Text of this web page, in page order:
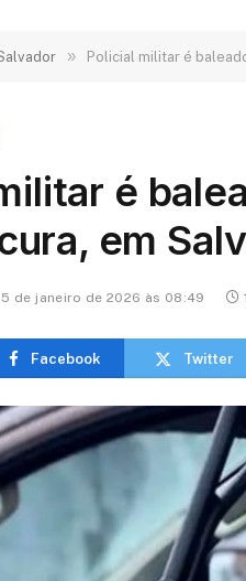
» Policial militar é
é
em
5 de janeiro de 2026 às 08:49
Facebook Twitter